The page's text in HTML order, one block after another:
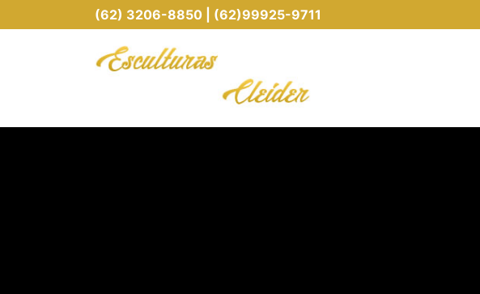
(62) 3206-8850 | (62)99925-9711